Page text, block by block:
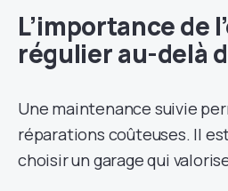
L’importance de
régulier au-delà
Une maintenance suivie
réparations coûteuses. Il
choisir un garage qui